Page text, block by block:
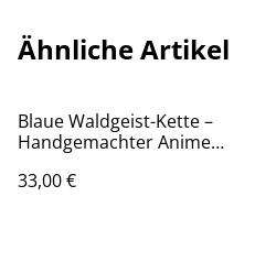
Ähnliche Artikel
Blaue Waldgeist-Kette –
Handgemachter Anime
33,00 €